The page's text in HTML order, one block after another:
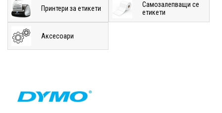
Принтери за етикети
Самозалепващи се
етикети
Аксесоари